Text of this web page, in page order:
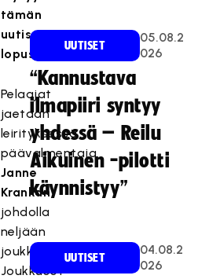
tämän
uutisen
lopusta.
Pelaajat
jaetaan
leirityksessä
päävalmentaja
Janne
Krankan
johdolla
neljään
joukkueeseen.
Joukkueet
UUTISET
05.08.2
026
“Kannustava
ilmapiiri syntyy
yhdessä – Reilu
Aikuinen -pilotti
käynnistyy”
UUTISET
04.08.2
026